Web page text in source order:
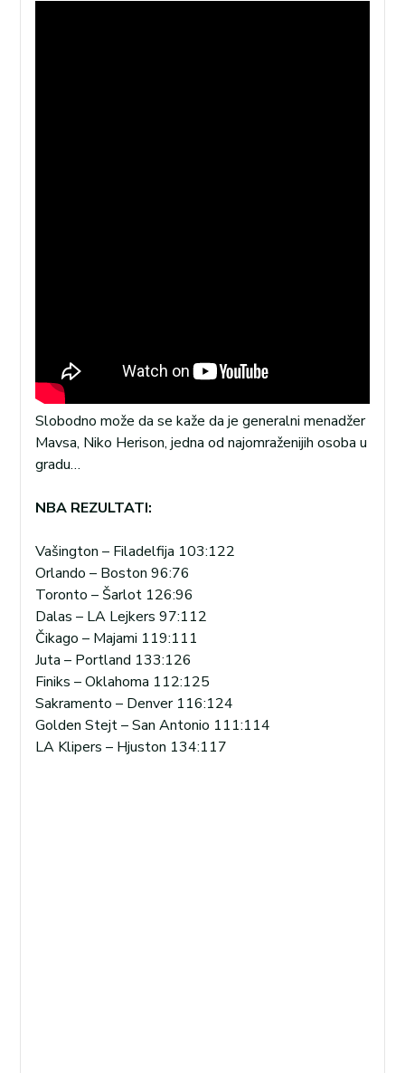
Slobodno može da se kaže da je generalni menadžer
Mavsa, Niko Herison, jedna od najomraženijih osoba u
gradu…
NBA REZULTATI:
Vašington – Filadelfija 103:122
Orlando – Boston 96:76
Toronto – Šarlot 126:96
Dalas – LA Lejkers 97:112
Čikago – Majami 119:111
Juta – Portland 133:126
Finiks – Oklahoma 112:125
Sakramento – Denver 116:124
Golden Stejt – San Antonio 111:114
LA Klipers – Hjuston 134:117